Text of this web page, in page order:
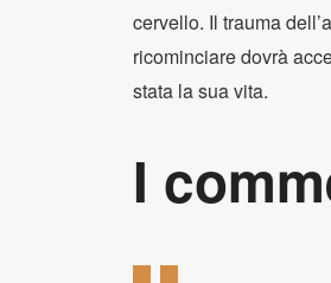
cervello. Il trauma
ricominciare dovrà
stata la sua vita.
I